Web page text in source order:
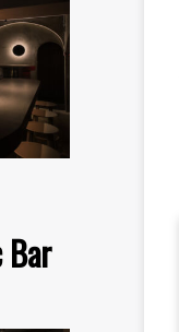
Bar